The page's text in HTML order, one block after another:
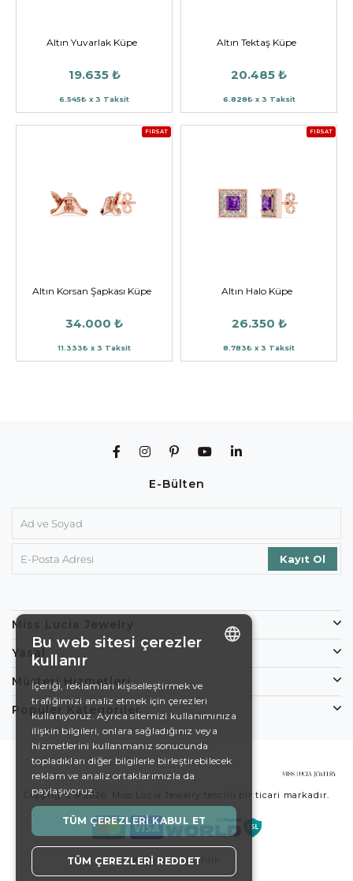
Altın Yuvarlak Küpe
19.635 ₺
6.545₺ x 3 Taksit
Altın Tektaş Küpe
20.485 ₺
6.828₺ x 3 Taksit
FIRSAT
Altın Korsan Şapkası Küpe
34.000 ₺
11.333₺ x 3 Taksit
FIRSAT
Altın Halo Küpe
26.350 ₺
8.783₺ x 3 Taksit
E-Bülten
Miss Lucia Jewelry
Yasal
Müşteri Hizmetleri
Popüler Kategoriler
Copyright © 2026, Miss Lucia Jewelry tescilli bir ticari markadır.
Koşullar Gizlilik
DE
EN
SWEDISH
TURKISH
Bu web sitesi çerezler
kullanır
İçeriği, reklamları kişiselleştirmek ve
trafiğimizi analiz etmek için çerezleri
kullanıyoruz. Ayrıca sitemizi kullanımınıza
ilişkin bilgileri, onlara sağladığınız veya
hizmetlerini kullanmanız sonucunda
topladıkları diğer bilgilerle birleştirebilecek
reklam ve analiz ortaklarımızla da
paylaşıyoruz.
TÜM ÇEREZLERI KABUL ET
TÜM ÇEREZLERI REDDET